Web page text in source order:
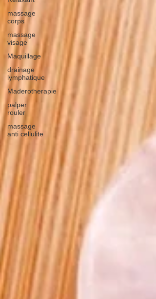
massage
corps
massage
visage
Maquillage
drainage
lymphatique
Maderotherapie
palper
rouler
massage
anti cellulite